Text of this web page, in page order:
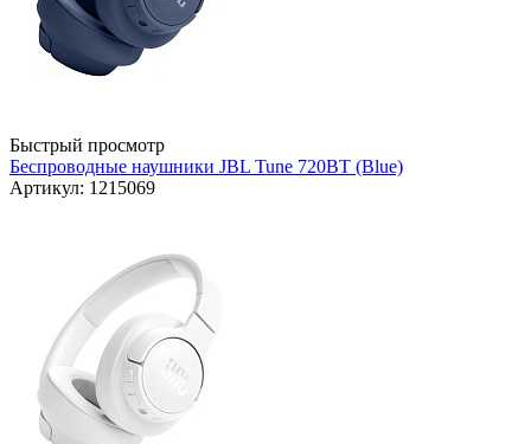
Быстрый просмотр
Беспроводные наушники JBL Tune 720BT (Blue)
Артикул: 1215069